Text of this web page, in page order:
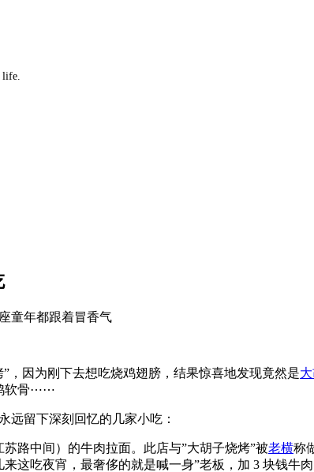
life.
童年都跟着冒香气
，因为刚下去想吃烧鸡翅膀，结果惊喜地发现竟然是
软骨⋯⋯
远留下深刻回忆的几家小吃：
路中间）的牛肉拉面。此店与”大胡子烧烤”被老横称
这吃夜宵，最奢侈的就是喊一身”老板，加 3 块钱牛